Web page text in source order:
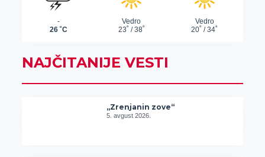
NAJČITANIJE VESTI
„Zrenjanin zove“
5. avgust 2026.